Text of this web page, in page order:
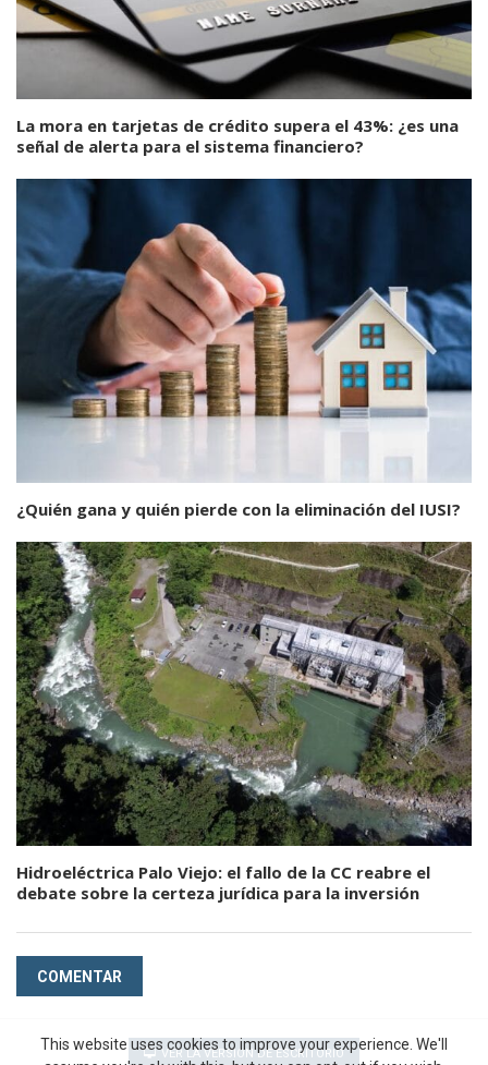
La mora en tarjetas de crédito supera el 43%: ¿es una
señal de alerta para el sistema financiero?
¿Quién gana y quién pierde con la eliminación del IUSI?
Hidroeléctrica Palo Viejo: el fallo de la CC reabre el
debate sobre la certeza jurídica para la inversión
COMENTAR
VER LA VERSIÓN DE ESCRITORIO
This website uses cookies to improve your experience. We'll